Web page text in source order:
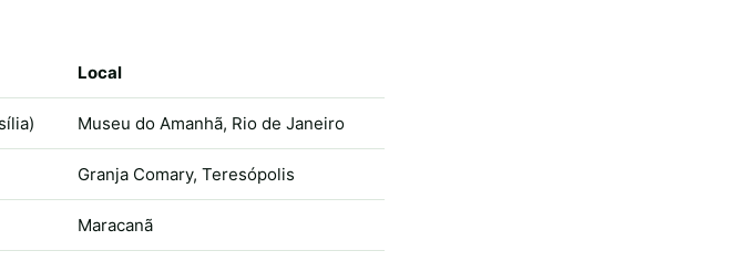
Local
Museu do Amanhã, Rio de Janeiro
Granja Comary, Teresópolis
Maracanã